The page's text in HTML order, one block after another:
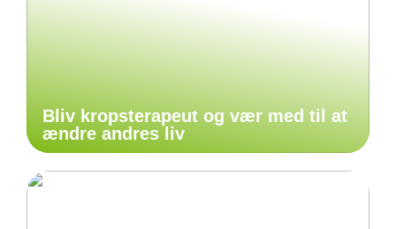
Bliv kropsterapeut og vær med til at
ændre andres liv